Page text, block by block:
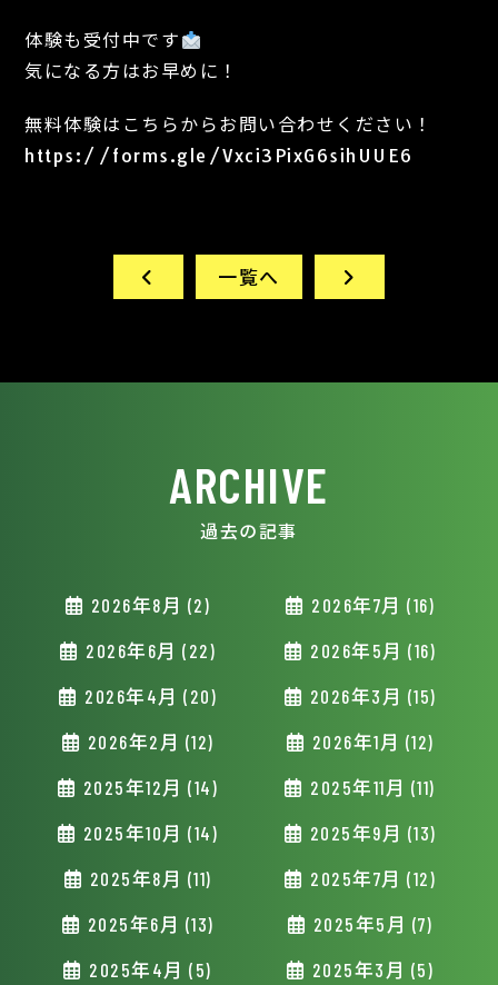
体験も受付中です
気になる方はお早めに！
無料体験はこちらからお問い合わせください！
https://forms.gle/Vxci3PixG6sihUUE6
一覧へ
ARCHIVE
過去の記事
2026年8月 (2) 2026年7月 (16)
2026年6月 (22) 2026年5月 (16)
2026年4月 (20) 2026年3月 (15)
2026年2月 (12) 2026年1月 (12)
2025年12月 (14) 2025年11月 (11)
2025年10月 (14) 2025年9月 (13)
2025年8月 (11) 2025年7月 (12)
2025年6月 (13) 2025年5月 (7)
2025年4月 (5) 2025年3月 (5)